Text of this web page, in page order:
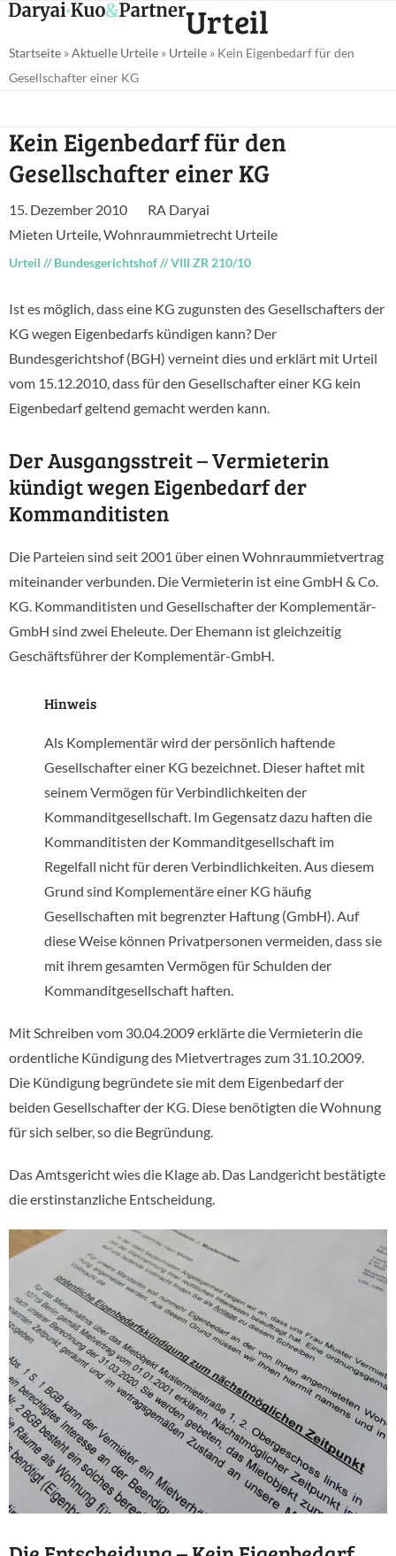
Skip
content
Open
menu
Close
menu
Urteil
Startseite »Aktuelle Urteile » Urteile » Kein Eigenbedarf für den
Gesellschafter einer KG
Kein Eigenbedarf für den
Gesellschafter einer KG
15. Dezember 2010
RA Daryai
Mieten Urteile,Wohnraummietrecht Urteile
Urteil //Bundesgerichtshof//VIII ZR 210/10
Ist es möglich, dass eine KG zugunsten des Gesellschafters der
KG wegen Eigenbedarfs kündigen kann? Der
Bundesgerichtshof (BGH) verneint dies und erklärt mit Urteil
vom 15.12.2010, dass für den Gesellschafter einer KG kein
Eigenbedarf geltend gemacht werden kann.
Der Ausgangsstreit – Vermieterin
kündigt wegen Eigenbedarf der
Kommanditisten
Die Parteien sind seit 2001 über einen Wohnraummietvertrag
miteinander verbunden. Die Vermieterin ist eine GmbH & Co.
KG. Kommanditisten und Gesellschafter der Komplementär-
GmbH sind zwei Eheleute. Der Ehemann ist gleichzeitig
Geschäftsführer der Komplementär-GmbH.
Hinweis
Als Komplementär wird der persönlich haftende
Gesellschafter einer KG bezeichnet. Dieser haftet mit
seinem Vermögen für Verbindlichkeiten der
Kommanditgesellschaft. Im Gegensatz dazu haften die
Kommanditisten der Kommanditgesellschaft im
Regelfall nicht für deren Verbindlichkeiten. Aus diesem
Grund sind Komplementäre einer KG häufig
Gesellschaften mit begrenzter Haftung (GmbH). Auf
diese Weise können Privatpersonen vermeiden, dass sie
mit ihrem gesamten Vermögen für Schulden der
Kommanditgesellschaft haften.
Mit Schreiben vom 30.04.2009 erklärte die Vermieterin die
ordentliche Kündigung des Mietvertrages zum 31.10.2009.
Die Kündigung begründete sie mit dem Eigenbedarf der
beiden Gesellschafter der KG. Diese benötigten die Wohnung
für sich selber, so die Begründung.
Das Amtsgericht wies die Klage ab. Das Landgericht bestätigte
die erstinstanzliche Entscheidung.